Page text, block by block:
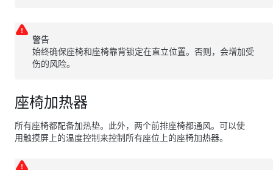
警告
始终确保座椅和座椅靠背锁定在直立位置。否则，会增加受
伤的风险。
座椅加热器
所有座椅都配备加热垫。此外，两个前排座椅都通风。可以使
用触摸屏上的温度控制来控制所有座位上的座椅加热器。